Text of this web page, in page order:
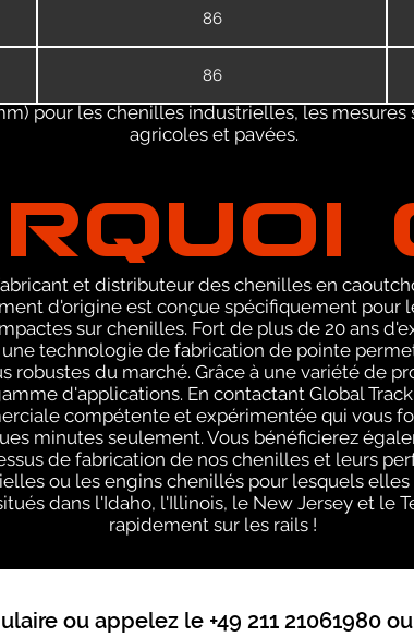
86
86
pour les chenilles industrielles, les
agricoles et pavées.
et distributeur des chenilles en
d'origine est conçue spécifiquement pour
sur chenilles. Fort de plus de 20 ans
technologie de fabrication de pointe
robustes du marché. Grâce à une variété de
d'applications. En contactant Global
compétente et expérimentée qui vous
minutes seulement. Vous bénéficierez
de fabrication de nos chenilles et leurs
ou les engins chenillés pour lesquels elles
dans l'Idaho, l'Illinois, le New Jersey et le
rapidement sur les rails !
ou appelez le +49 211 21061980